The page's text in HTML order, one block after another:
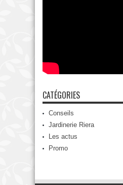
CATÉGORIES
Conseils
Jardinerie Riera
Les actus
Promo